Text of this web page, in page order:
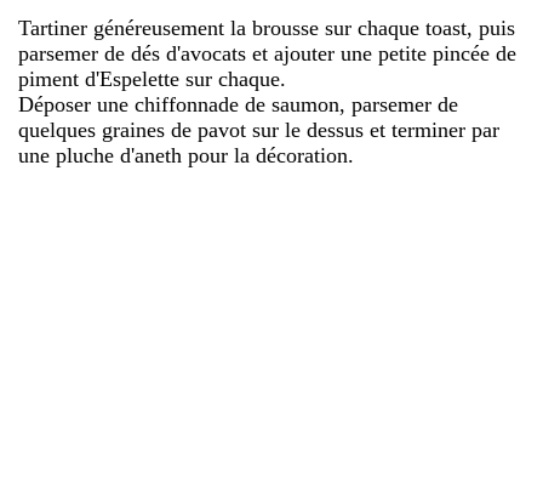
Tartiner généreusement la brousse sur chaque toast, puis
parsemer de dés d'avocats et ajouter une petite pincée de
piment d'Espelette sur chaque.
Déposer une chiffonnade de saumon, parsemer de
quelques graines de pavot sur le dessus et terminer par
une pluche d'aneth pour la décoration.